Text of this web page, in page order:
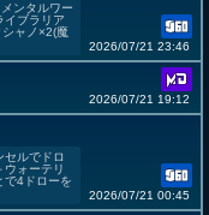
ンタルワー
イブラリア
ャノ×2(魔
2026/07/21 23:46
2026/07/21 19:12
ルでドロ
ウォーテリ
で4ドローを
2026/07/21 00:45